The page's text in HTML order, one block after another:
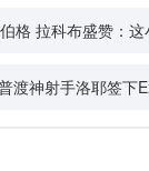
格 拉科布盛赞：
渡神射手洛耶签下